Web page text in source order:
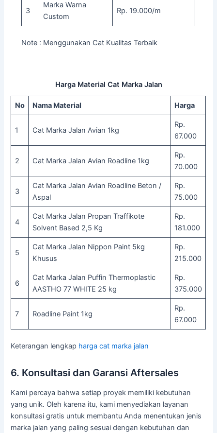
3
Marka Warna
Custom
Rp. 19.000/m
Note : Menggunakan Cat Kualitas Terbaik
Harga Material Cat Marka Jalan
No Nama Material Harga
1 Cat Marka Jalan Avian 1kg
Rp.
67.000
2 Cat Marka Jalan Avian Roadline 1kg
Rp.
70.000
3
Cat Marka Jalan Avian Roadline Beton /
Aspal
Rp.
75.000
4
Cat Marka Jalan Propan Traffikote
Solvent Based 2,5 Kg
Rp.
181.000
5
Cat Marka Jalan Nippon Paint 5kg
Khusus
Rp.
215.000
6
Cat Marka Jalan Puffin Thermoplastic
AASTHO 77 WHITE 25 kg
Rp.
375.000
7 Roadline Paint 1kg
Rp.
67.000
Keterangan lengkap harga cat marka jalan
6. Konsultasi dan Garansi Aftersales
Kami percaya bahwa setiap proyek memiliki kebutuhan
yang unik. Oleh karena itu, kami menyediakan layanan
konsultasi gratis untuk membantu Anda menentukan jenis
marka jalan yang paling sesuai dengan kebutuhan dan